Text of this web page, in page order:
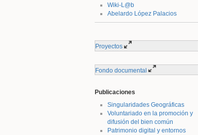
Wiki-L@b
Abelardo López Palacios
Proyectos
Fondo documental
Publicaciones
Singularidades Geográficas
Voluntariado en la promoción y
difusión del bien común
Patrimonio digital y entornos